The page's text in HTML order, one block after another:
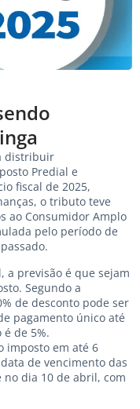
distribuir
Predial e
fiscal de 2025,
o tributo teve
ao Consumidor Amplo
pelo período de
a previsão é que sejam
Segundo a
de desconto pode ser
pagamento único até
de 5%.
imposto em até 6
de vencimento das
no dia 10 de abril, com